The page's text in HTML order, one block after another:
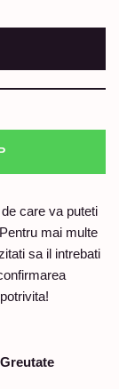
care va puteti
mai multe
sa il intrebati
Greutate